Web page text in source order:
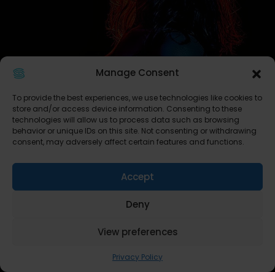
Manage Consent
To provide the best experiences, we use technologies like cookies to
store and/or access device information. Consenting to these
technologies will allow us to process data such as browsing
behavior or unique IDs on this site. Not consenting or withdrawing
consent, may adversely affect certain features and functions.
Accept
Deny
View preferences
Privacy Policy